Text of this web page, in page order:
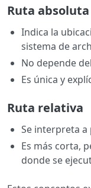
Ruta absoluta
Indica la
sistema de
No depende
Es única y
Ruta relativa
Se interpreta
Es más corta,
donde se